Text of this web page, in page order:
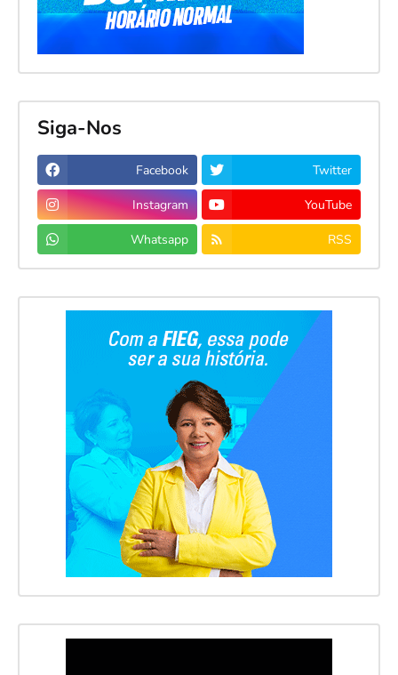
Siga-Nos
Facebook Twitter
Instagram YouTube
Whatsapp RSS